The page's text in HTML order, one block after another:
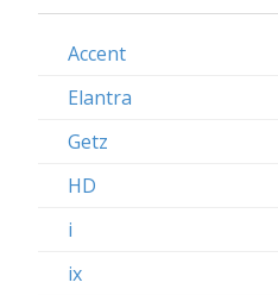
Accent
Elantra
Getz
HD
i
ix